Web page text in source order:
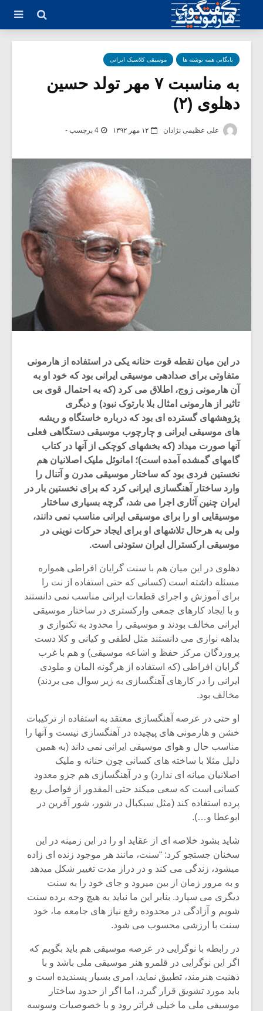
بایگانی همه نوشته ها موسیقی کلاسیک ایرانی
به مناسبت ۷ مهر تولد حسین
دهلوی (۲)
علی عظیمی نژادان ۱۲ مهر ۱۳۹۲ 4 برچسب -
در این میان نقطه قوت حنانه یکی در استفاده از هارمونی
متفاوتی برای صدادهی موسیقی ایرانی بود که خود او به
آن هارمونی زوج، اطلاق می کرد (که به احتمال قوی بی
تاثیر از هارمونی امثال بلا بارتوک نبود) و دیگری
پژوهشهای گسترده ای بود که درباره خاستگاه و ریشه
های موسیقی ایرانی و چارچوب موسیقی دستگاهی فعلی
آنها صورت میداد (که بخشهای کوچکی از آنها در کتاب
گامهای گمشده آمده است)؛ امانوئل ملیک اصلانیان هم
نخستین فردی بود که ساختار موسیقی مدرن و آتنال را
وارد ساختار آهنگسازی ایرانی کرد که برای نخستین بار در
ایران چنین آثاری اجرا می شد، گرچه بسیاری ساختار
موسیقایی او را برای موسیقی ایرانی مناسب نمی دانند،
ولی به هرحال تلاشهای او برای ایجاد حرکات نوینی در
موسیقی ارکسترال ایران ستودنی است.
دهلوی در این میان هم با سنت گرایان افراطی همواره
مسئله داشته است (کسانی که حتی استفاده از نت را
برای آموزش و اجرای قطعات ایرانی مناسب نمی دانستند
و با ایجاد کارهای جمعی وارکستری در ساختار موسیقی
ایرانی مخالف بودند و موسیقی را محدود به تکنوازی و
بداهه نوازی می دانستند مثل لطفی و کیانی و کلا دست
پروردگان مرکز حفظ و اشاعه موسیقی) و هم با غرب
گرایان افراطی (که استفاده از هرگونه المان و ملودی
ایرانی را در کارهای آهنگسازی به زیر سوال می بردند)
مخالف بود.
او حتی در عرصه آهنگسازی معتقد به استفاده از ترکیبات
خشن و هارمونی های پیچیده در آهنگسازی نیست و آنها را
مناسب حال و هوای موسیقی ایرانی نمی داند (به همین
دلیل مثلا با ساخته های کسانی چون حنانه و ملیک
اصلانیان میانه ای ندارد) و در آهنگسازی هم جزو معدود
کسانی است که سعی میکند حتی المقدور از فواصل ربع
پرده استفاده کند (مثل سبکبال در شور، شور آفرین در
ابوعطا و…).
شاید بشود خلاصه ای از عقاید او را در این زمینه در این
سخنان جستجو کرد: “سنت، مانند هر موجود زنده ای زاده
میشود، زندگی می کند و در دراز مدت تغییر شکل میدهد
و به مرور زمان از بین میرود و جای خود را به سنت
دیگری می سپارد. بنابر این ما نباید به هیچ وجه برده سنت
شویم و آزادگی در محدوده رفع نیاز های جامعه ما، خود
سنت با ارزشی محسوب می شود.
در رابطه با نوگرایی در عرصه موسیقی هم باید بگویم که
اگر این نوگرایی در قلمرو هنر موسیقی ملی باشد و با
ذهنیت هنرمند، تطبیق نماید، امری بسیار پسندیده است و
باید مورد تشویق قرار گیرد، اما اگر از حدود ساختار
موسیقی ملی ما خیلی فراتر رود و با خصوصیات وسوسه
یادداشتی بر موسیقی
متن فیلم «متری
شیش و نیم»
مشهورترین باشی،
بدنام ترین باش
موسیقی
موسیقی